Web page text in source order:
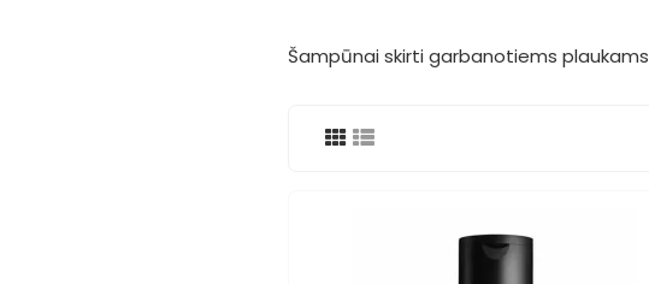
Šampūnai skirti garbanotiems plaukams